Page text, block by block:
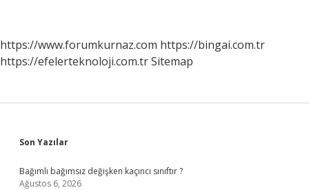
https://www.forumkurnaz.com https://bingai.com.tr
https://efelerteknoloji.com.trSitemap
Sidebar
Son Yazılar
Bağımlı bağımsız değişken kaçıncı sınıftır ?
Ağustos 6, 2026